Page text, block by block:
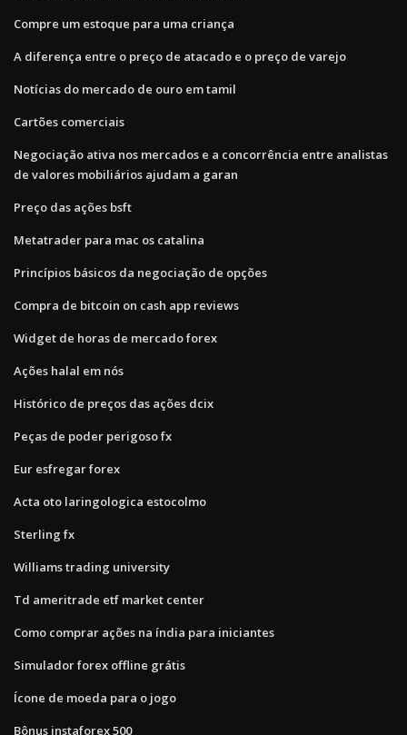
Compre um estoque para uma criança
A diferença entre o preço de atacado e o preço de varejo
Notícias do mercado de ouro em tamil
Cartões comerciais
Negociação ativa nos mercados e a concorrência entre analistas
de valores mobiliários ajudam a garan
Preço das ações bsft
Metatrader para mac os catalina
Princípios básicos da negociação de opções
Compra de bitcoin on cash app reviews
Widget de horas de mercado forex
Ações halal em nós
Histórico de preços das ações dcix
Peças de poder perigoso fx
Eur esfregar forex
Acta oto laringologica estocolmo
Sterling fx
Williams trading university
Td ameritrade etf market center
Como comprar ações na índia para iniciantes
Simulador forex offline grátis
Ícone de moeda para o jogo
Bônus instaforex 500